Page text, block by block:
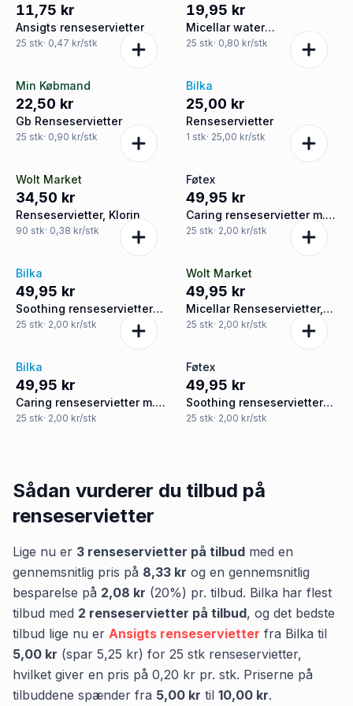
11,75 kr
Ansigts renseservietter
25 stk· 0,47 kr/stk
19,95 kr
Micellar water
renseservietter m. C-
25 stk· 0,80 kr/stk
Min Købmand
22,50 kr
Gb Renseservietter
25 stk· 0,90 kr/stk
Bilka
25,00 kr
Renseservietter
1 stk· 25,00 kr/stk
Wolt Market
34,50 kr
Renseservietter, Klorin
90 stk· 0,38 kr/stk
Føtex
49,95 kr
Caring renseservietter m.
arganolie og hyaluronsyre
25 stk· 2,00 kr/stk
Bilka
49,95 kr
Soothing renseservietter
m. lakridsekstrakt og
panthenol sensitiv hud
25 stk· 2,00 kr/stk
Wolt Market
49,95 kr
Micellar Renseservietter,
GOSH Copenhagen
25 stk· 2,00 kr/stk
Bilka
49,95 kr
Caring renseservietter m.
arganolie og hyaluronsyre
25 stk· 2,00 kr/stk
Føtex
49,95 kr
Soothing renseservietter
m. lakridsekstrakt og
25 stk· 2,00 kr/stk
Sådan vurderer du tilbud på
renseservietter
Lige nu er 3 renseservietter på tilbud med en
gennemsnitlig pris på 8,33 kr og en gennemsnitlig
besparelse på 2,08 kr (20%) pr. tilbud. Bilka har flest
tilbud med 2 renseservietter på tilbud, og det bedste
tilbud lige nu er Ansigts renseservietter fra Bilka til
5,00 kr (spar 5,25 kr) for 25 stk renseservietter,
hvilket giver en pris på 0,20 kr pr. stk. Priserne på
tilbuddene spænder fra 5,00 kr til 10,00 kr.